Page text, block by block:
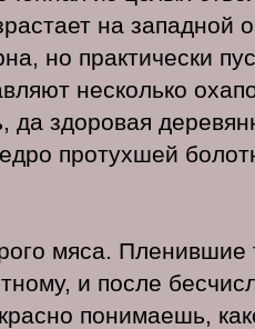
на западной
но практически
несколько
да здоровая
протухшей
мяса. Пленившие
и после
понимаешь,